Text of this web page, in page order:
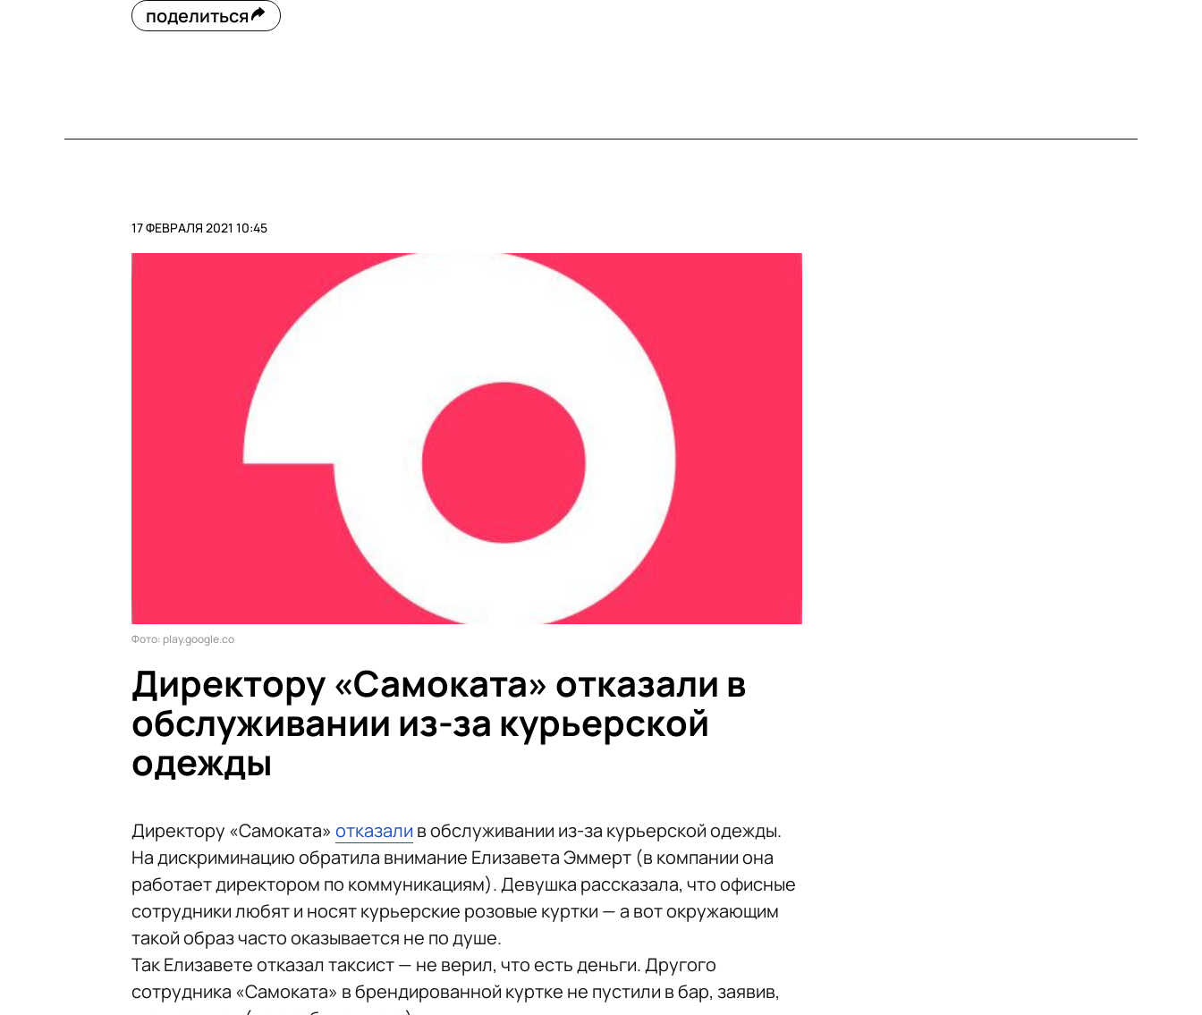
поделиться
17 ФЕВРАЛЯ 2021 10:45
Фото: play.google.co
Директору «Самоката» отказали в
обслуживании из-за курьерской
одежды
Директору «Самоката» отказали в обслуживании из-за курьерской одежды.
На дискриминацию обратила внимание Елизавета Эммерт (в компании она
работает директором по коммуникациям). Девушка рассказала, что офисные
сотрудники любят и носят курьерские розовые куртки — а вот окружающим
такой образ часто оказывается не по душе.
Так Елизавете отказал таксист — не верил, что есть деньги. Другого
сотрудника «Самоката» в брендированной куртке не пустили в бар, заявив,